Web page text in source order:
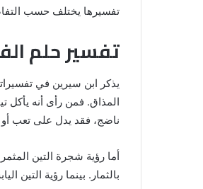
تفسيرها يختلف حسب
تفسير حلم
يذكر ابن سيرين في
المذاق. فمن رأى أنه يأكل
ناضج، فقد يدل على تعب
أما رؤية شجرة التين
بالثمار. بينما رؤية التين
خروج
شي
الدبر
في
المنام